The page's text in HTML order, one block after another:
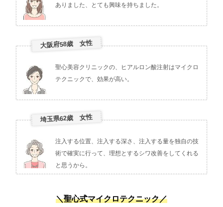
ありました、とても興味を持ちました。
大阪府58歳 女性
聖心美容クリニックの、ヒアルロン酸注射はマイクロ
テクニックで、効果が高い。
埼玉県62歳 女性
注入する位置、注入する深さ、注入する量を独自の技
術で確実に行って、理想とするシワ改善をしてくれる
と思うから。
＼聖心式マイクロテクニック／